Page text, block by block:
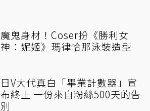
魔鬼身材！Coser扮《勝利女
神：妮姬》瑪律恰那泳裝造型
日V大代真白「畢業計數器」宣
布終止 一份來自粉絲500天的告
別